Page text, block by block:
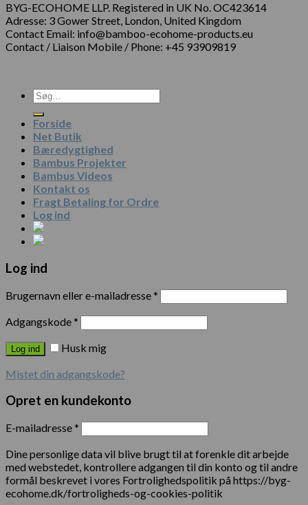
BYG-ECOHOME LLP. Registered in UK No. OC423614
Adresse: 3 Gower Street, London, United Kingdom
Contact Email: info@bamboo-ecohome-products.eu
Contact / Liaison Mobile / Phone: +45 93909819
Forside
Net Butik
Bæredygtighed
Bambus Projekter
Bambus Videos
Kontakt os
Fragt Betaling for Ordre
Log ind
Log ind
Brugernavn eller e-mailadresse*
Adgangskode*
Log ind
Husk mig
Mistet din adgangskode?
Opret en kundekonto
E-mailadresse*
Dine personlige data vil blive brugt til at forenkle dit arbejde
med webstedet, kontrollere adgangen til din konto og til andre
formål beskrevet i vores Fortrolighedspolitik på https://byg-
ecohome.dk/fortroligheds-og-cookies-politik